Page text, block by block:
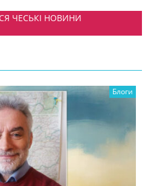
ЧЕСЬКІ НОВИНИ
Блоги